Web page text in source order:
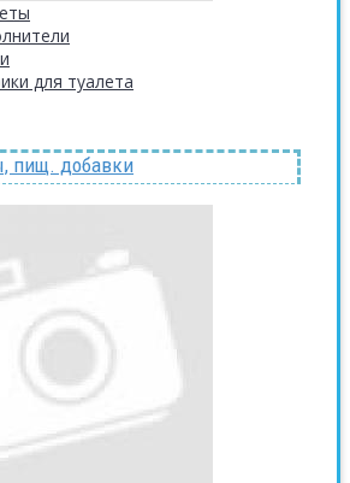
для туалета
пищ. добавки